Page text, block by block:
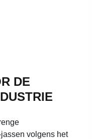
DE
volgens het